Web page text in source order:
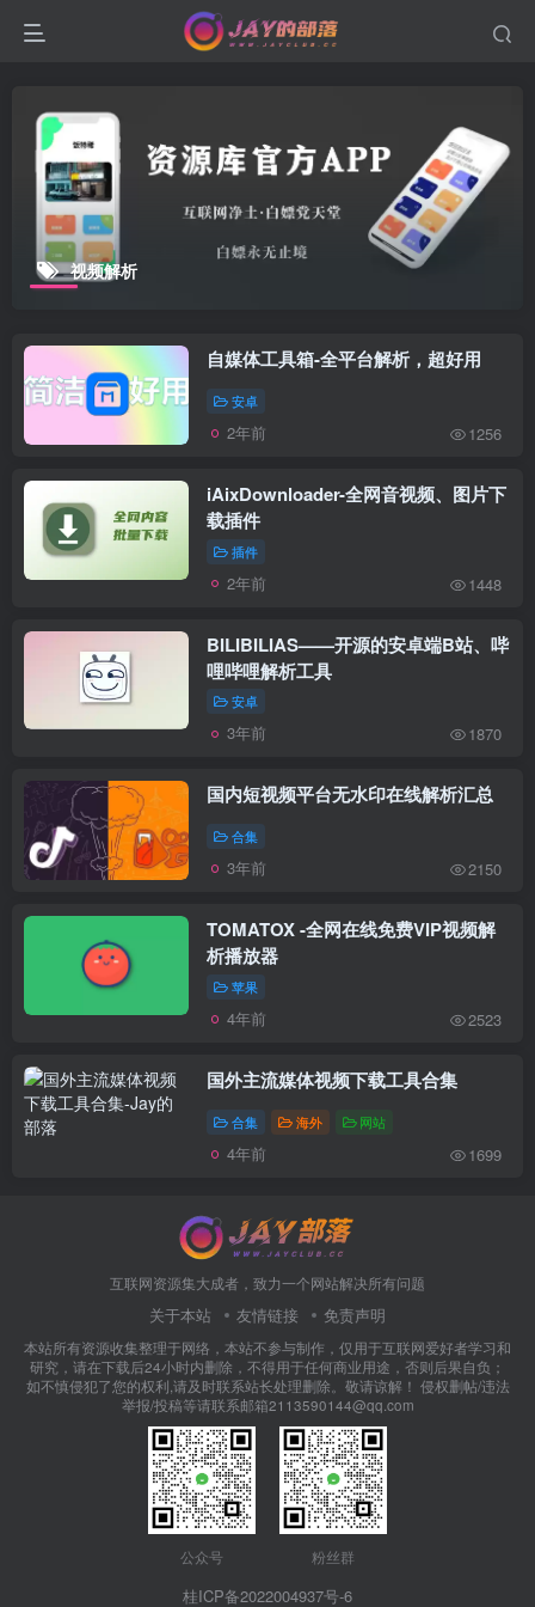
视频解析
自媒体工具箱-全平台解析，超好用
安卓
2年前 1256
iAixDownloader-全网音视频、图片下
载插件
插件
2年前 1448
BILIBILIAS——开源的安卓端B站、哔
哩哔哩解析工具
安卓
3年前 1870
国内短视频平台无水印在线解析汇总
合集
3年前 2150
TOMATOX -全网在线免费VIP视频解
析播放器
苹果
4年前 2523
国外主流媒体视频下载工具合集
合集 海外 网站
4年前 1699
互联网资源集大成者，致力一个网站解决所有问题
关于本站 友情链接 免责声明
本站所有资源收集整理于网络，本站不参与制作，仅用于互联网爱好者学习和
研究，请在下载后24小时内删除，不得用于任何商业用途，否则后果自负；
如不慎侵犯了您的权利,请及时联系站长处理删除。敬请谅解！ 侵权删帖/违法
举报/投稿等请联系邮箱2113590144@qq.com
公众号 粉丝群
桂ICP备2022004937号-6